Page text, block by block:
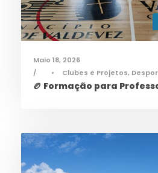
Maio 18, 2026
•
Clubes e Projetos,
🏉 Formação para